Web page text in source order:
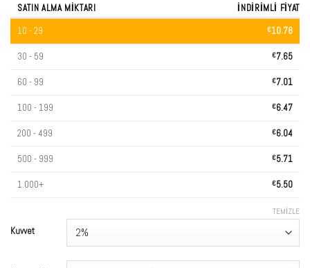
SATIN ALMA MIKTARI
İNDIRIMLI FIYAT
10 - 29
€10.78
30 - 59 €7.65
60 - 99 €7.01
100 - 199 €6.47
200 - 499 €6.04
500 - 999 €5.71
1.000+ €5.50
Kuvvet
TEMIZLE